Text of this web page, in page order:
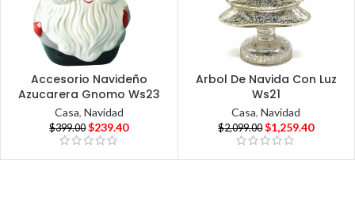
Accesorio Navideño
Azucarera Gnomo Ws23
Casa, Navidad
$399.00 $239.40
Arbol De Navida Con Luz
Ws21
Casa,Navidad
$2,099.00 $1,259.40